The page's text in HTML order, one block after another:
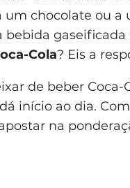
chocolate ou a
bebida
Cola? Eis a
de beber Coca-
início ao dia.
na